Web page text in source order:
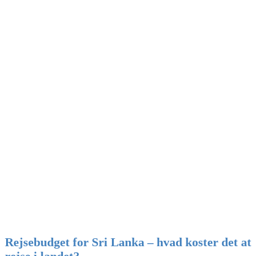
Rejsebudget for Sri Lanka – hvad koster det at